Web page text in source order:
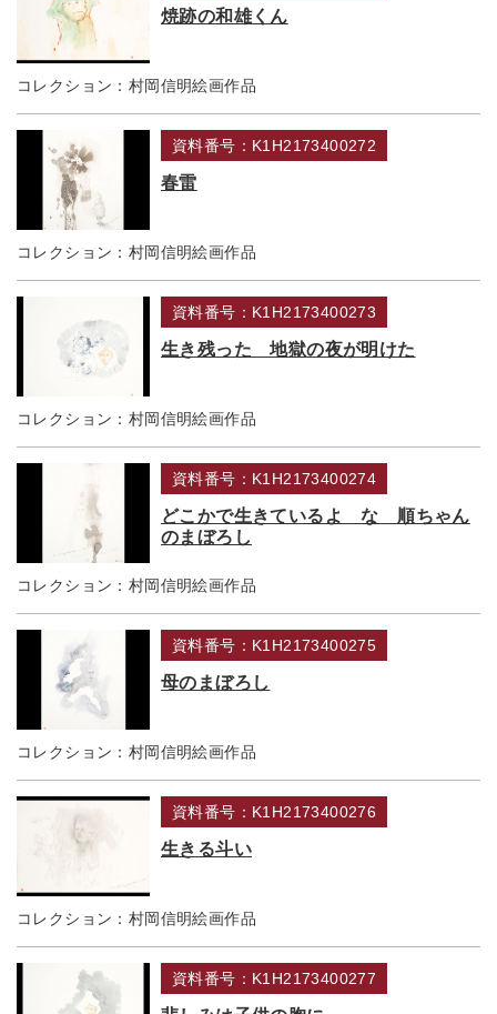
焼跡の和雄くん
コレクション： 村岡信明絵画作品
資料番号：K1H2173400272
春雷
コレクション： 村岡信明絵画作品
資料番号：K1H2173400273
生き残った 地獄の夜が明けた
コレクション： 村岡信明絵画作品
資料番号：K1H2173400274
どこかで生きているよ な 順ちゃん
のまぼろし
コレクション： 村岡信明絵画作品
資料番号：K1H2173400275
母のまぼろし
コレクション： 村岡信明絵画作品
資料番号：K1H2173400276
生きる斗い
コレクション： 村岡信明絵画作品
資料番号：K1H2173400277